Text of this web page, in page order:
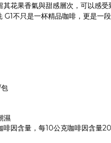
花果香氣與甜感層次，可以感
G1不只是一杯精品咖啡，更是一
濕
啡因含量，每10公克咖啡因含量